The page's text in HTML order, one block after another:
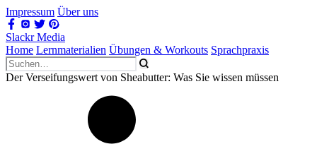
Impressum Über uns
Slackr Media
Home Lernmaterialien Übungen & Workouts Sprachpraxis
Der Verseifungswert von Sheabutter: Was Sie wissen müssen